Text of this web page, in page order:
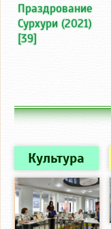
Праздрование
Сурхури (2021)
[39]
Культура